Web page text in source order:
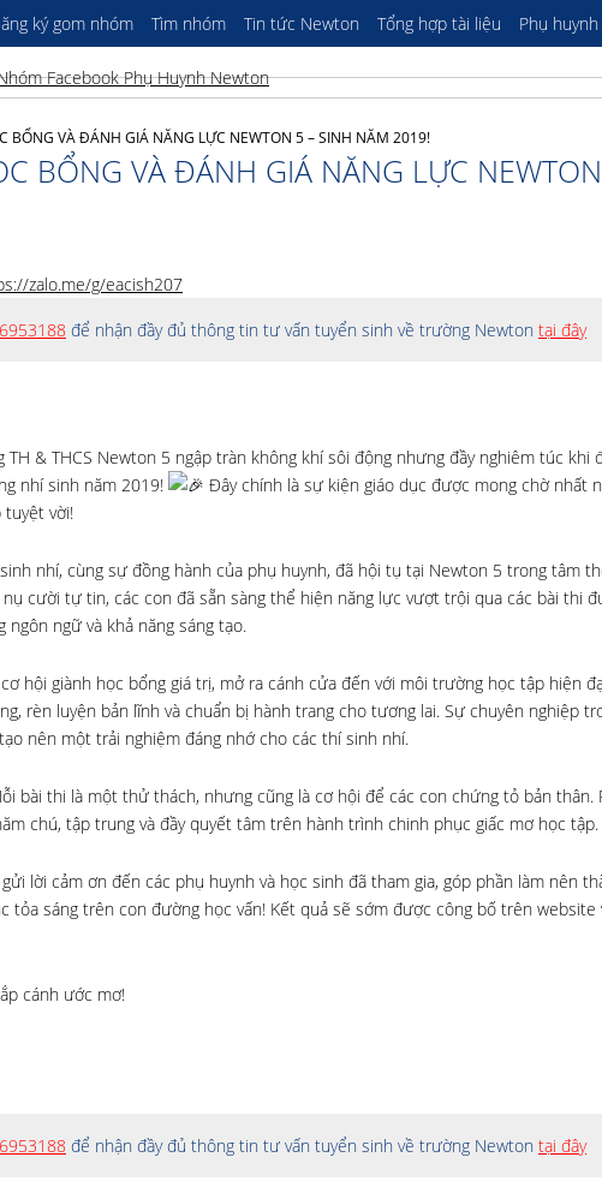
ký gom nhóm Tìm nhóm Tin tức Newton Tổng hợp tài liệu Phụ
BỔNG VÀ ĐÁNH GIÁ NĂNG LỰC NEWTON 5 – SINH NĂM 2019!
BỔNG VÀ ĐÁNH GIÁ NĂNG LỰC
zalo.me/g/eacish207
để nhận đầy đủ thông tin tư vấn tuyển sinh về trường Newton tại đây
TH & THCS Newton 5 ngập tràn không khí sôi động nhưng đầy nghiêm túc khi
nhí sinh năm 2019!
Đây chính là sự kiện giáo dục được mong chờ nhất
tuyệt vời!
nhí, cùng sự đồng hành của phụ huynh, đã hội tụ tại Newton 5 trong tâm
cười tự tin, các con đã sẵn sàng thể hiện năng lực vượt trội qua các bài thi
ngữ và khả năng sáng tạo.
hội giành học bổng giá trị, mở ra cánh cửa đến với môi trường học tập hiện
rèn luyện bản lĩnh và chuẩn bị hành trang cho tương lai. Sự chuyên nghiệp
nên một trải nghiệm đáng nhớ cho các thí sinh nhí.
bài thi là một thử thách, nhưng cũng là cơ hội để các con chứng tỏ bản thân.
chú, tập trung và đầy quyết tâm trên hành trình chinh phục giấc mơ học tập.
lời cảm ơn đến các phụ huynh và học sinh đã tham gia, góp phần làm nên
tỏa sáng trên con đường học vấn! Kết quả sẽ sớm được công bố trên website
cánh ước mơ!
để nhận đầy đủ thông tin tư vấn tuyển sinh về trường Newton tại đây